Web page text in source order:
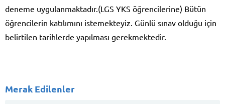
deneme uygulanmaktadır.(LGS YKS öğrencilerine) Bütün
öğrencilerin katılımını istemekteyiz. Günlü sınav olduğu için
belirtilen tarihlerde yapılması gerekmektedir.
Merak Edilenler